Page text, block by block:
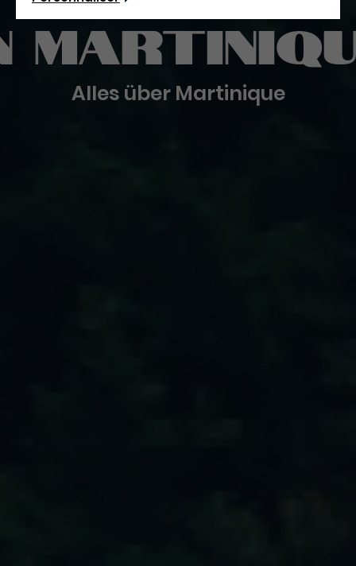
Alles über Martinique